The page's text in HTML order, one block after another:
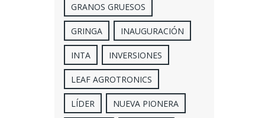
GRANOS GRUESOS
GRINGA INAUGURACIÓN
INTA INVERSIONES
LEAF AGROTRONICS
LÍDER NUEVA PIONERA